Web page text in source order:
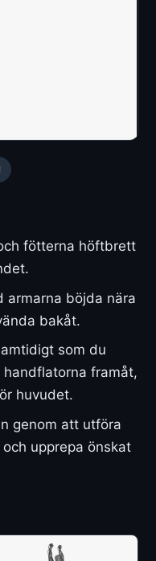
fötterna höftbrett
armarna böjda nära
bakåt.
som du
framåt,
huvudet.
genom att utföra
upprepa önskat